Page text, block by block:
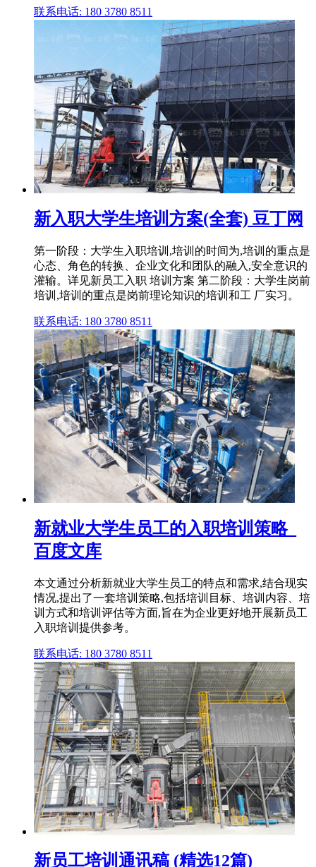
联系电话: 180 3780 8511
新入职大学生培训方案(全套) 豆丁网
第一阶段：大学生入职培训,培训的时间为,培训的重点是
心态、角色的转换、企业文化和团队的融入,安全意识的
灌输。详见新员工入职 培训方案 第二阶段：大学生岗前
培训,培训的重点是岗前理论知识的培训和工 厂实习。
联系电话: 180 3780 8511
新就业大学生员工的入职培训策略_
百度文库
本文通过分析新就业大学生员工的特点和需求,结合现实
情况,提出了一套培训策略,包括培训目标、培训内容、培
训方式和培训评估等方面,旨在为企业更好地开展新员工
入职培训提供参考。
联系电话: 180 3780 8511
新员工培训通讯稿 (精选12篇)